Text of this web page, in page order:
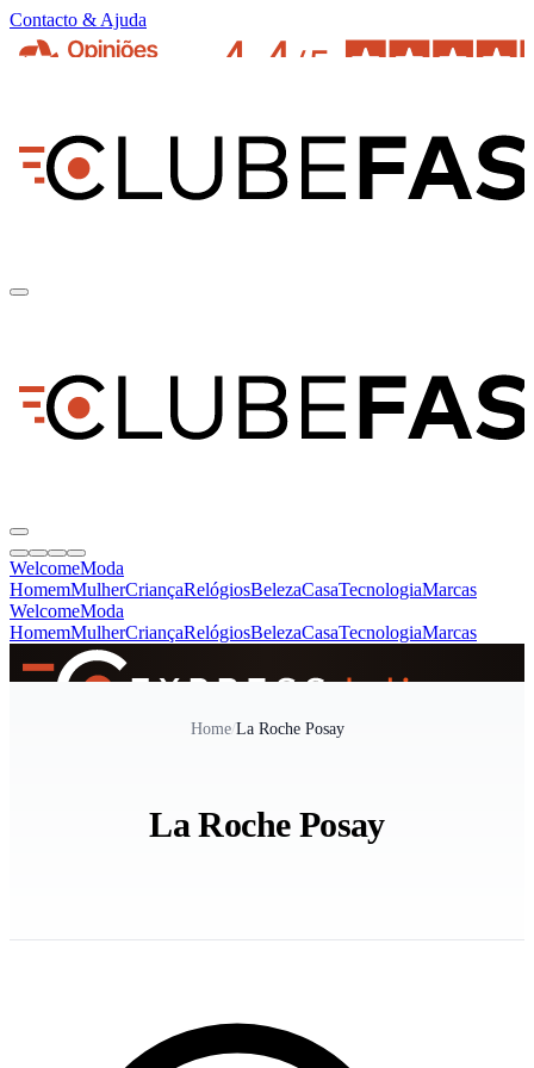
Contacto & Ajuda
WelcomeModa
HomemMulherCriançaRelógiosBelezaCasaTecnologiaMarcas
WelcomeModa
HomemMulherCriançaRelógiosBelezaCasaTecnologiaMarcas
Home/La Roche Posay
La Roche Posay